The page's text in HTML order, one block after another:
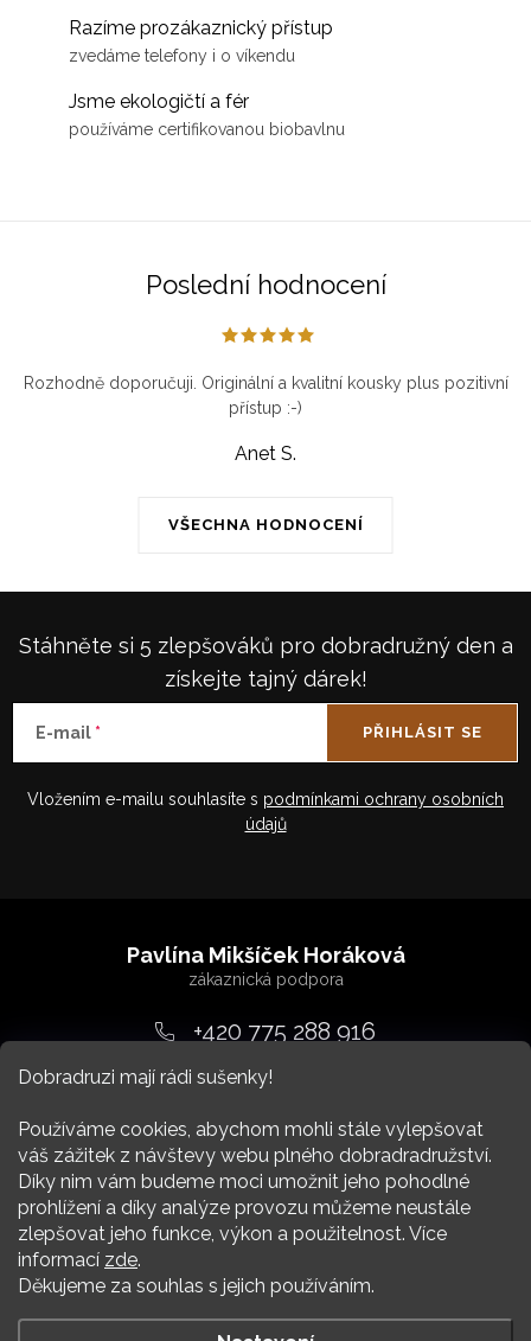
Dobradruzi mají rádi sušenky!
Používáme cookies, abychom mohli stále vylepšovat
váš zážitek z návštevy webu plného dobradradružství.
Díky nim vám budeme moci umožnit jeho pohodlné
prohlížení a díky analýze provozu můžeme neustále
zlepšovat jeho funkce, výkon a použitelnost. Více
informací zde.
Děkujeme za souhlas s jejich používáním.
Razíme prozákaznický přístup
zvedáme telefony i o víkendu
Jsme ekologičtí a fér
používáme certifikovanou biobavlnu
Poslední hodnocení
VŠECHNA HODNOCENÍ
Rozhodně doporučuji. Originální a kvalitní kousky plus pozitivní
přístup :-)
Anet S.
Stáhněte si 5 zlepšováků pro dobradružný den a
získejte tajný dárek!
E-mail
Vložením e-mailu souhlasíte s podmínkami ochrany osobních
údajů
PŘIHLÁSIT SE
a
Nákup
Více Dobradruha
Pavlína Mikšíček Horáková
+420 775 288 916
srdcem@dobradruh.cz